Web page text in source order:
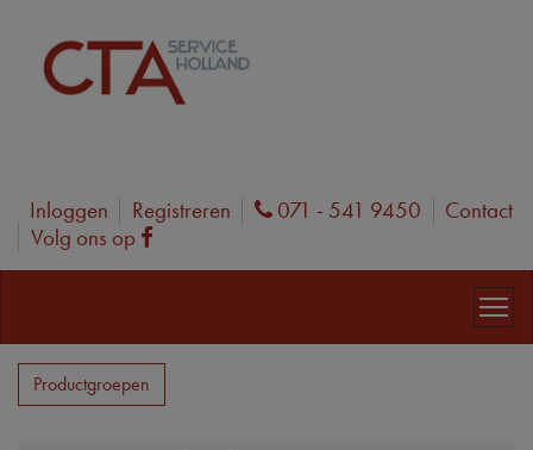
Inloggen Registreren Phone
071 - 541 9450
Contact
Volg ons op
Facebook
Productgroepen